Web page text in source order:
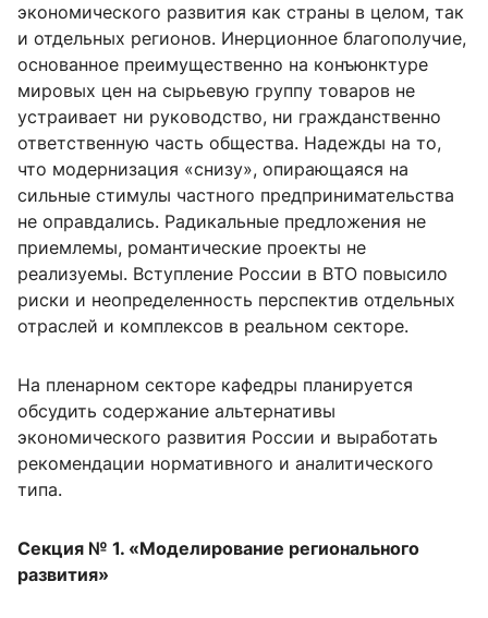
экономического развития как страны в целом, так
и отдельных регионов. Инерционное благополучие,
основанное преимущественно на конъюнктуре
мировых цен на сырьевую группу товаров не
устраивает ни руководство, ни гражданственно
ответственную часть общества. Надежды на то,
что модернизация «снизу», опирающаяся на
сильные стимулы частного предпринимательства
не оправдались. Радикальные предложения не
приемлемы, романтические проекты не
реализуемы. Вступление России в ВТО повысило
риски и неопределенность перспектив отдельных
отраслей и комплексов в реальном секторе.
На пленарном секторе кафедры планируется
обсудить содержание альтернативы
экономического развития России и выработать
рекомендации нормативного и аналитического
типа.
Секция № 1. «Моделирование регионального
развития»